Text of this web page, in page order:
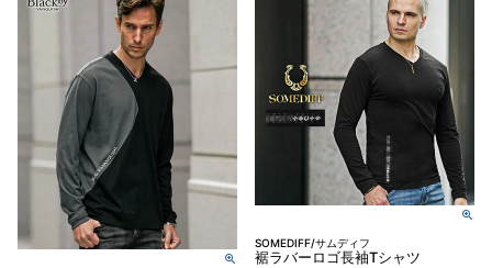
SOMEDIFF/サムディフ
裾ラバーロゴ長袖Tシャツ